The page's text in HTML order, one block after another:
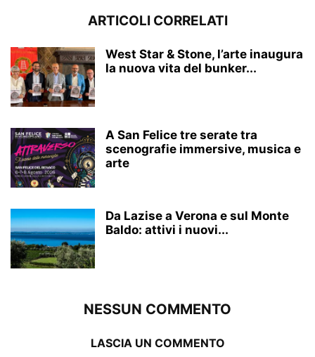
ARTICOLI CORRELATI
West Star & Stone, l’arte inaugura
la nuova vita del bunker...
A San Felice tre serate tra
scenografie immersive, musica e
arte
Da Lazise a Verona e sul Monte
Baldo: attivi i nuovi...
NESSUN COMMENTO
LASCIA UN COMMENTO